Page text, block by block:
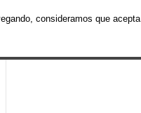
consideramos que acepta